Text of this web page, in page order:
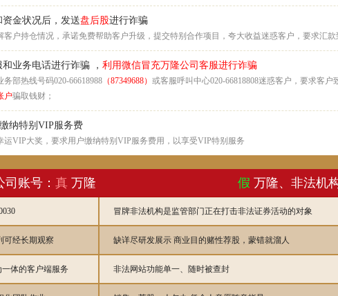
金状况后，发送盘后股进行诈骗
户持仓情况，承诺免费帮助客户升级，提交特别合作项目，夸大收益迷惑客户，要求汇款
业务电话进行诈骗 ， 利用微信冒充万隆公司客服进行诈骗
部热线号码020-66618988 （87349688） 或客服呼叫中心020-66818808迷惑客户，要求客户
户骗取钱财；
纳特别VIP服务费
VIP大奖，要求用户缴纳特别VIP服务费用，以享受VIP特别服务
账号： 真 万隆 假 万隆、非法机
冒牌非法机构是监管部门正在打击非法证券活动的对象
可经长期观察 缺详尽研发展示 商业目的赌性荐股，蒙错就溜人
体的客户端服务 非法网站功能单一、随时被查封